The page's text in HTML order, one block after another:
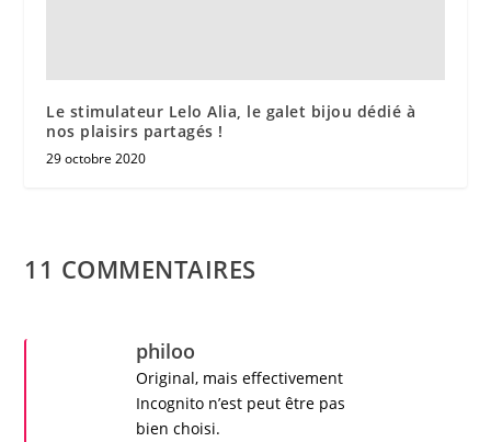
Le stimulateur Lelo Alia, le galet bijou dédié à
nos plaisirs partagés !
29 octobre 2020
11 COMMENTAIRES
philoo
Original, mais effectivement
Incognito n’est peut être pas
bien choisi.